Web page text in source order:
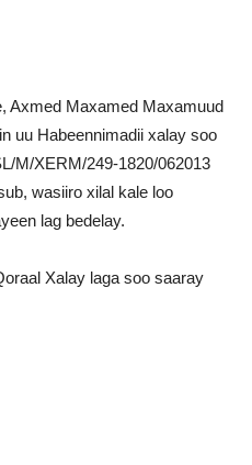
Axmed Maxamed Maxamuud
uu Habeennimadii xalay soo
M/XERM/249-1820/062013
wasiiro xilal kale loo
lag bedelay.
Xalay laga soo saaray